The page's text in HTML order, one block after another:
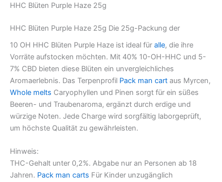
HHC Blüten Purple Haze 25g
HHC Blüten Purple Haze 25g Die 25g-Packung der
10 OH HHC Blüten Purple Haze ist ideal für alle, die ihre
Vorräte aufstocken möchten. Mit 40% 10-OH-HHC und 5-
7% CBD bieten diese Blüten ein unvergleichliches
Aromaerlebnis. Das Terpenprofil Pack man cart aus Myrcen,
Whole melts Caryophyllen und Pinen sorgt für ein süßes
Beeren- und Traubenaroma, ergänzt durch erdige und
würzige Noten. Jede Charge wird sorgfältig laborgeprüft,
um höchste Qualität zu gewährleisten.
Hinweis:
THC-Gehalt unter 0,2%. Abgabe nur an Personen ab 18
Jahren. Pack man carts Für Kinder unzugänglich